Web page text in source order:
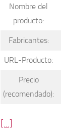
Nombre del
producto:
Fabricantes:
URL-Producto:
Precio
(recomendado):
[...]